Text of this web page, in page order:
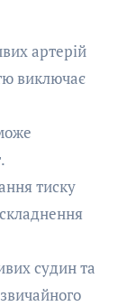
артерій
виключає
тиску
судин та